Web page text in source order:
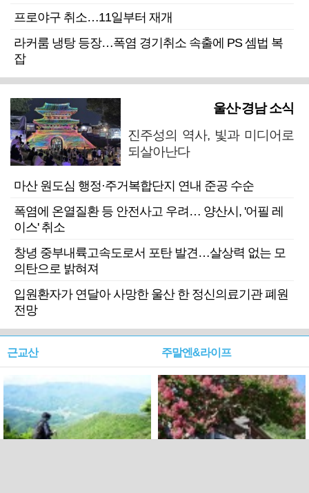
프로야구 취소…11일부터 재개
라커룸 냉탕 등장…폭염 경기취소 속출에 PS 셈법 복
잡
울산·경남 소식
진주성의 역사, 빛과 미디어로
되살아난다
마산 원도심 행정·주거복합단지 연내 준공 수순
폭염에 온열질환 등 안전사고 우려… 양산시, '어필 레
이스' 취소
창녕 중부내륙고속도로서 포탄 발견…살상력 없는 모
의탄으로 밝혀져
입원환자가 연달아 사망한 울산 한 정신의료기관 폐원
전망
근교산 주말엔&라이프